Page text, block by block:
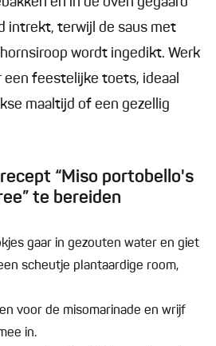
intrekt, terwijl de saus met
wordt ingedikt. Werk
feestelijke toets, ideaal
maaltijd of een gezellig
“Miso portobello's
te bereiden
gaar in gezouten water en giet
scheutje plantaardige room,
voor de misomarinade en wrijf
in.